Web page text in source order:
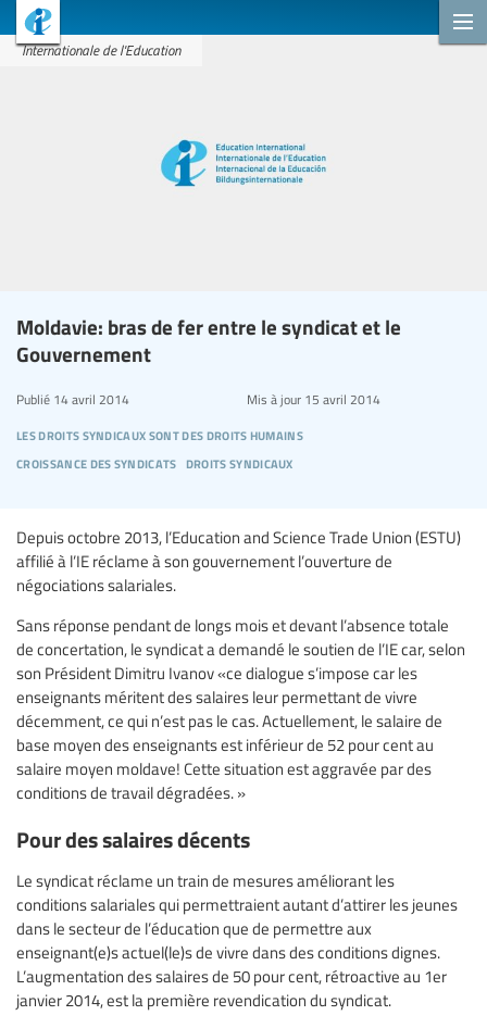
Internationale de l'Education
Moldavie: bras de fer entre le syndicat et le
Gouvernement
les droits syndicaux sont des droits humains
croissance des syndicats droits syndicaux
Publié 14 avril 2014 Mis à jour15 avril 2014
Depuis octobre 2013, l’Education and Science Trade Union (ESTU)
affilié à l’IE réclame à son gouvernement l’ouverture de
négociations salariales.
Sans réponse pendant de longs mois et devant l’absence totale
de concertation, le syndicat a demandé le soutien de l’IE car, selon
son Président Dimitru Ivanov «ce dialogue s’impose car les
enseignants méritent des salaires leur permettant de vivre
décemment, ce qui n’est pas le cas. Actuellement, le salaire de
base moyen des enseignants est inférieur de 52 pour cent au
salaire moyen moldave! Cette situation est aggravée par des
conditions de travail dégradées. »
Pour des salaires décents
Le syndicat réclame un train de mesures améliorant les
conditions salariales qui permettraient autant d’attirer les jeunes
dans le secteur de l’éducation que de permettre aux
enseignant(e)s actuel(le)s de vivre dans des conditions dignes.
L’augmentation des salaires de 50 pour cent, rétroactive au 1er
janvier 2014, est la première revendication du syndicat.